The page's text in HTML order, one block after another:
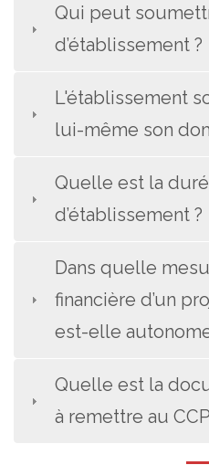
Qui peut
d’établissement ?
L'établissement
lui-même son
Quelle est la
d’établissement ?
Dans quelle
financière d’un
est-elle
Quelle est la
à remettre au